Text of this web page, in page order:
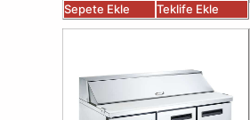
Sepete Ekle Teklife Ekle